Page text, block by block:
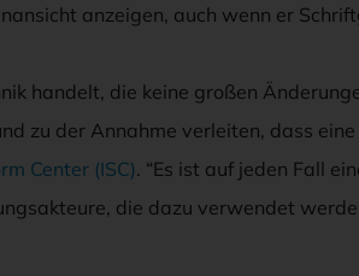
anzeigen, auch wenn er
handelt, die keine großen
zu der Annahme verleiten, dass
Center (ISC). “Es ist auf jeden Fall
die dazu verwendet